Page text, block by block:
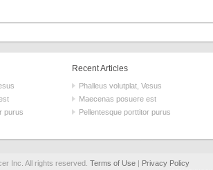
purus
Recent Articles
Phalleus volutplat, Vesus
Maecenas posuere est
Pellentesque porttitor purus
Inc. All rights reserved. Terms of Use| Privacy Policy